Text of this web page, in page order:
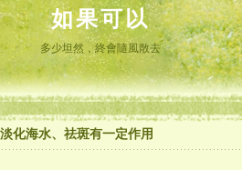
如果可以
多少坦然，終會隨風散去
化海水、祛斑有一定作用